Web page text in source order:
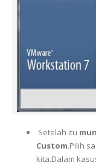
Setelah itu
Custom.Pilih
kita.Dalam